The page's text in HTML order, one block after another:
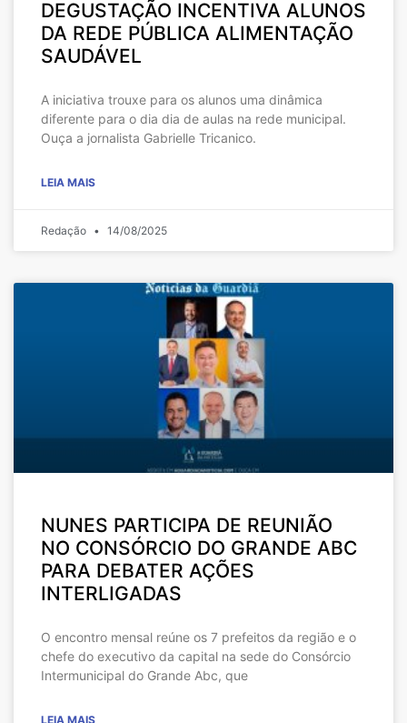
DEGUSTAÇÃO INCENTIVA ALUNOS
DA REDE PÚBLICA ALIMENTAÇÃO
SAUDÁVEL
A iniciativa trouxe para os alunos uma dinâmica
diferente para o dia dia de aulas na rede municipal.
Ouça a jornalista Gabrielle Tricanico.
LEIA MAIS
Redação 14/08/2025
NUNES PARTICIPA DE REUNIÃO
NO CONSÓRCIO DO GRANDE ABC
PARA DEBATER AÇÕES
INTERLIGADAS
O encontro mensal reúne os 7 prefeitos da região e o
chefe do executivo da capital na sede do Consórcio
Intermunicipal do Grande Abc, que
LEIA MAIS